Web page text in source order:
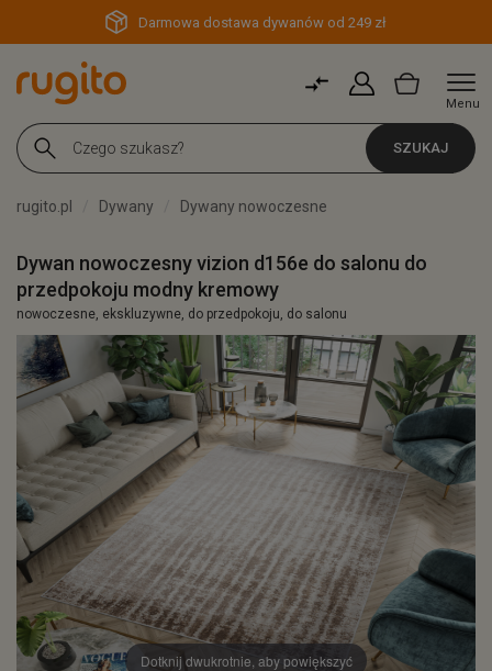
Darmowa dostawa dywanów od 249 zł
Menu
SZUKAJ
rugito.pl Dywany Dywany nowoczesne
Dywan nowoczesny vizion d156e do salonu do
przedpokoju modny kremowy
nowoczesne, ekskluzywne, do przedpokoju, do salonu
Dotknij dwukrotnie, aby powiększyć